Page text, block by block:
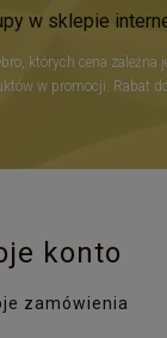
w sklepie
których cena zależna
w promocji. Rabat
konto
zamówienia